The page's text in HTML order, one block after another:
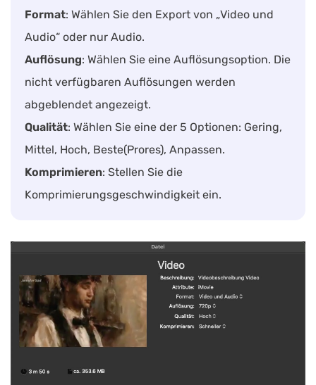
Format: Wählen Sie den Export von „Video und
Audio“ oder nur Audio.
Auflösung: Wählen Sie eine Auflösungsoption. Die
nicht verfügbaren Auflösungen werden
abgeblendet angezeigt.
Qualität: Wählen Sie eine der 5 Optionen: Gering,
Mittel, Hoch, Beste(Prores), Anpassen.
Komprimieren: Stellen Sie die
Komprimierungsgeschwindigkeit ein.